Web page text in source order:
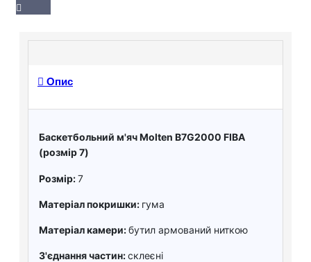
Опис
Баскетбольний м'яч Molten B7G2000 FIBA
(розмір 7)
Розмір:7
Матеріал покришки: гума
Матеріал камери:бутил армований ниткою
З'єднання частин:склеєні